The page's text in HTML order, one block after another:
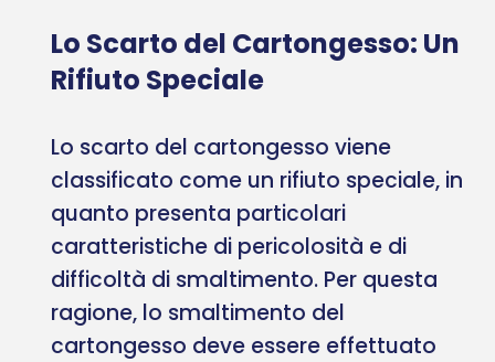
Lo Scarto del Cartongesso: Un
Rifiuto Speciale
Lo scarto del cartongesso viene
classificato come un rifiuto speciale, in
quanto presenta particolari
caratteristiche di pericolosità e di
difficoltà di smaltimento. Per questa
ragione, lo smaltimento del
cartongesso deve essere effettuato